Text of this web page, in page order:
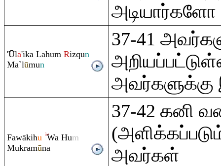
'Ūlā'ika Lahum Rizqun
Ma`lūmun
37-41
அவர்களுக்கு
Fawākihu Wa Hum
Mukramūna
37-42 கனி
அவர்கள்